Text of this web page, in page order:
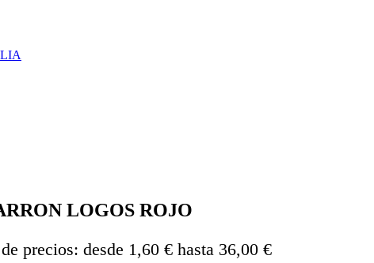
LOGOS ROJO
precios: desde 1,60 € hasta 36,00 €